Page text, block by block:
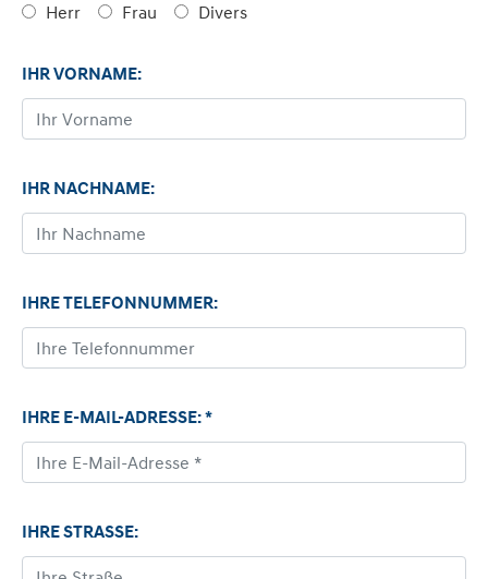
Herr
Frau Divers
IHR VORNAME:
IHR NACHNAME:
IHRE TELEFONNUMMER:
IHRE E-MAIL-ADRESSE: *
IHRE STRASSE: